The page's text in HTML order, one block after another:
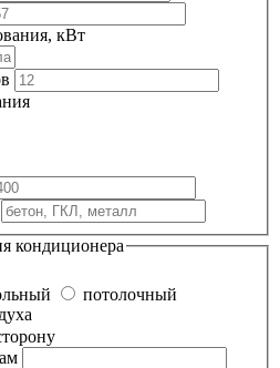
кВт
кондиционера
потолочный